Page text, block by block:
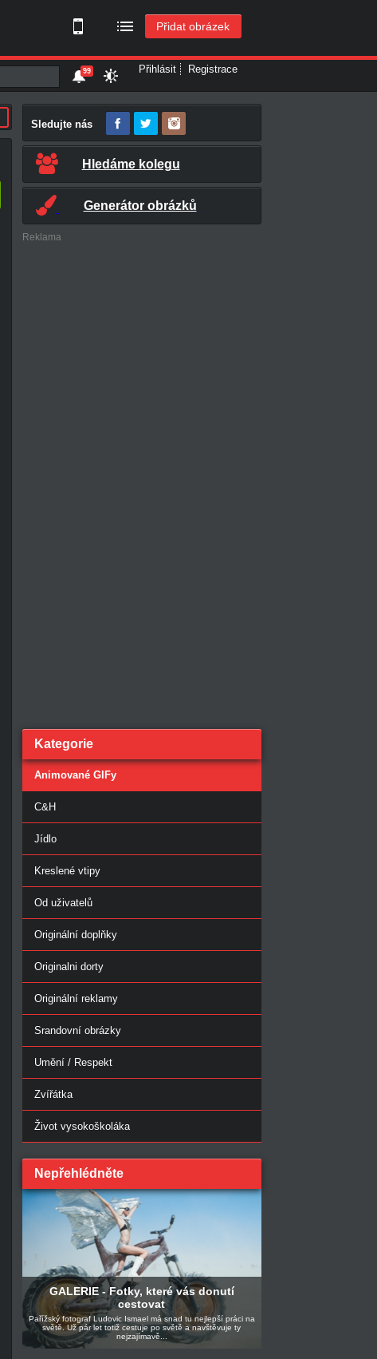
Přidat obrázek
Přihlásit Registrace
99
Sledujte nás
Hledáme kolegu
Generátor obrázků
Reklama
Kategorie
Animované GIFy
C&H
Jídlo
Kreslené vtipy
Od uživatelů
Originální doplňky
Originalni dorty
Originální reklamy
Srandovní obrázky
Umění / Respekt
Zvířátka
Život vysokoškoláka
Nepřehlédněte
GALERIE - Fotky, které vás donutí
cestovat
Pařížský fotograf Ludovic Ismael má snad tu nejlepší práci na
světě. Už pár let totiž cestuje po světě a navštěvuje ty
nejzajímavě...